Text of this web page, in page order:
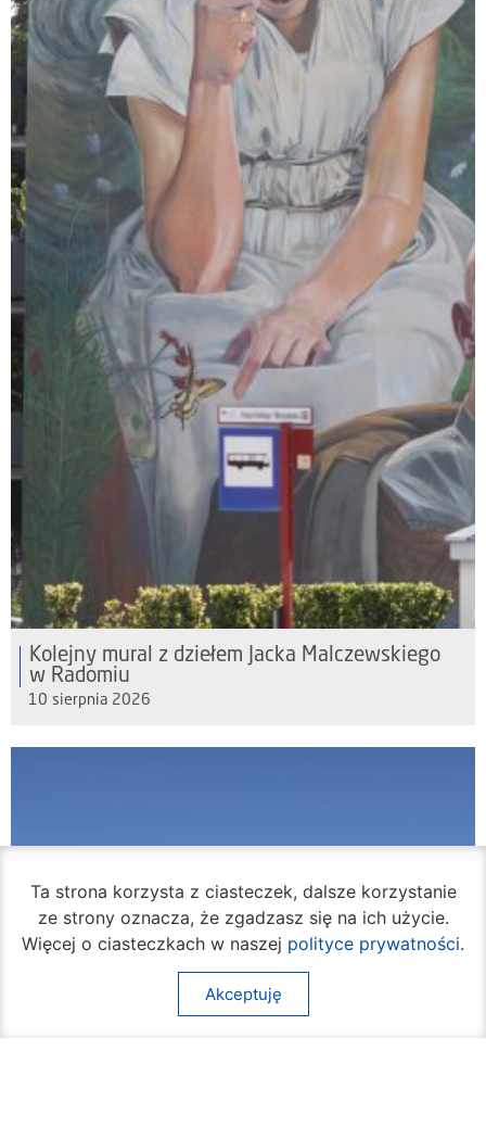
Kolejny mural z dziełem Jacka Malczewskiego
w Radomiu
10 sierpnia 2026
Ta strona korzysta z ciasteczek, dalsze korzystanie
ze strony oznacza, że zgadzasz się na ich użycie.
Więcej o ciasteczkach w naszej polityce prywatności.
Akceptuję